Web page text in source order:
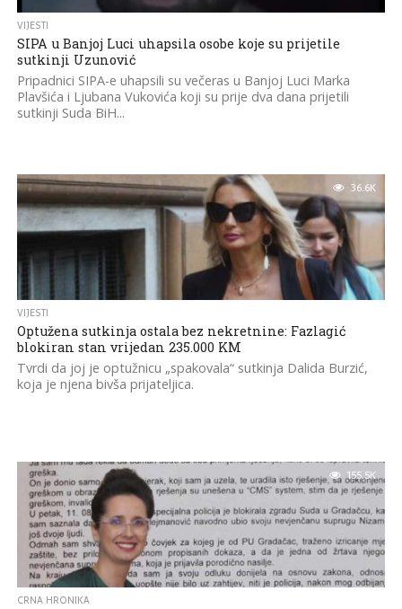
VIJESTI
SIPA u Banjoj Luci uhapsila osobe koje su prijetile
sutkinji Uzunović
Pripadnici SIPA-e uhapsili su večeras u Banjoj Luci Marka
Plavšića i Ljubana Vukovića koji su prije dva dana prijetili
sutkinji Suda BiH...
36.6K
VIJESTI
Optužena sutkinja ostala bez nekretnine: Fazlagić
blokiran stan vrijedan 235.000 KM
Tvrdi da joj je optužnicu „spakovala“ sutkinja Dalida Burzić,
koja je njena bivša prijateljica.
155.5K
CRNA HRONIKA